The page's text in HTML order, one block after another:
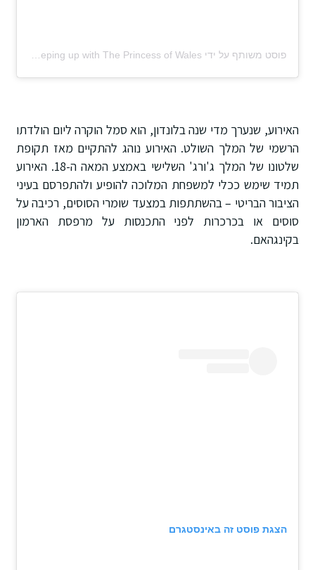
פוסט משותף על ידי ‏‎Keeping up with The Princess of Wales‎‏ (@‏‎kate.princessofwales‎‏)
האירוע, שנערך מדי שנה בלונדון, הוא סמל הוקרה ליום הולדתו
הרשמי של המלך השולט. האירוע נוהג להתקיים מאז תקופת
שלטונו של המלך ג'ורג' השלישי באמצע המאה ה-18. האירוע
תמיד שימש ככלי למשפחת המלוכה להופיע ולהתפרסם בעיני
הציבור הבריטי – בהשתתפות במצעד שומרי הסוסים, רכיבה על
סוסים או בכרכרות לפני התכנסות על מרפסת הארמון
בקינגהאם.
הצגת פוסט זה באינסטגרם